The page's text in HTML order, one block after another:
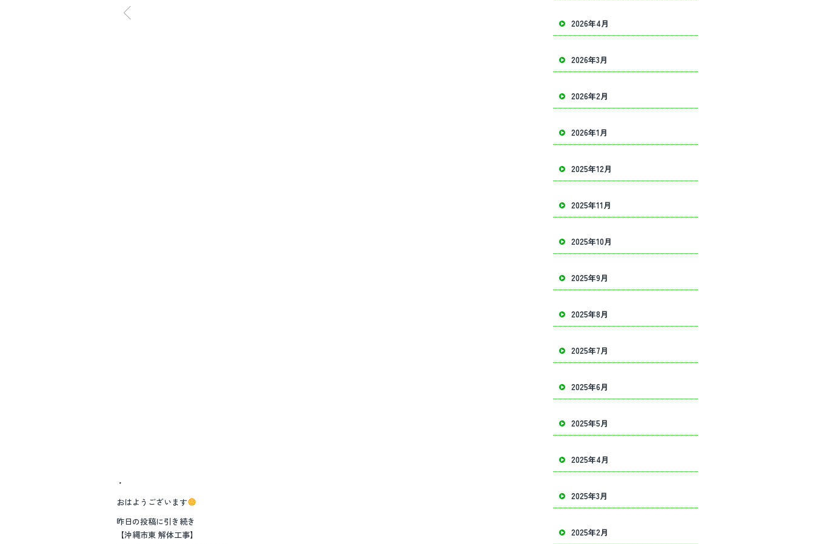
・
おはようございます
昨日の投稿に引き続き
【沖縄市東 解体工事】
2026年4月
2026年3月
2026年2月
2026年1月
2025年12月
2025年11月
2025年10月
2025年9月
2025年8月
2025年7月
2025年6月
2025年5月
2025年4月
2025年3月
2025年2月